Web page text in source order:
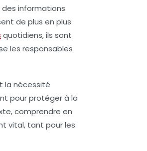
informations
de plus en plus
quotidiens, ils sont
les responsables
la nécessité
pour protéger à la
comprendre en
vital, tant pour les